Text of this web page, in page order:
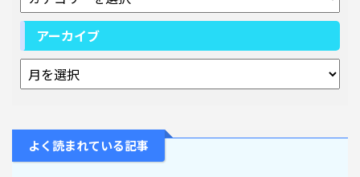
アーカイブ
よく読まれている記事